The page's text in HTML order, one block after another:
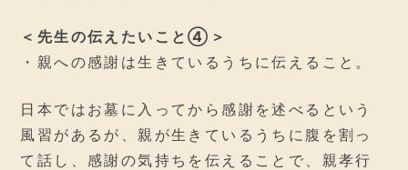
＜先生の伝えたいこと④＞
・親への感謝は生きているうちに伝えること。
日本ではお墓に入ってから感謝を述べるという
風習があるが、親が生きているうちに腹を割っ
て話し、感謝の気持ちを伝えることで、親孝行